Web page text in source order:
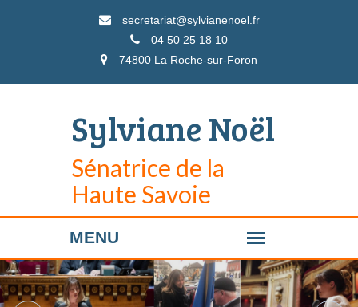
secretariat@sylvianenoel.fr
04 50 25 18 10
74800 La Roche-sur-Foron
Sylviane Noël
Sénatrice de la
Haute Savoie